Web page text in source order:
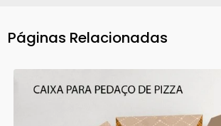
Páginas Relacionadas